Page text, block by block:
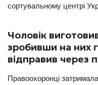
сортувальному центрі
Чоловік
зробивши на них
відправив через
Правоохоронці